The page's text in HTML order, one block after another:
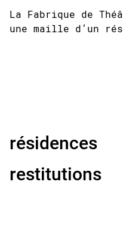
La Fabrique de
une maille d’un
résidences
restitutions